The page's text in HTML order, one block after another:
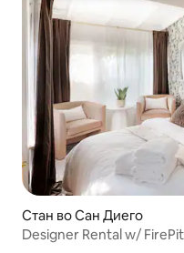
Стан во Сан Диего
Designer Rental w/